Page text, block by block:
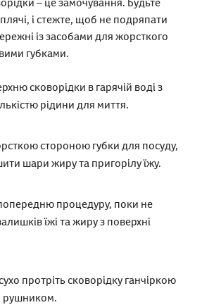
і стежте, щоб не подряпати
із засобами для жорсткого
губками.
сковорідки в гарячій воді з
рідини для миття.
стороною губки для посуду,
шари жиру та пригорілу їжу.
процедуру, поки не
їжі та жиру з поверхні
протріть сковорідку ганчіркою
рушником.